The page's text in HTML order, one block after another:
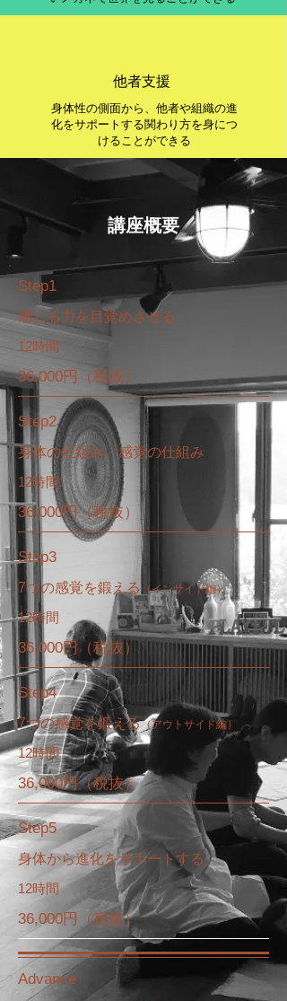
​他者支援
身体性の側面から、他者や組織の進
化をサポートする関わり方を身につ
けることができる
講座概要
​Step1
​感じる力を目覚めさせる
12時間
36,000円（税抜）
​Step2
​身体の仕組み・感覚の仕組み
12時間
36,000円（税抜）
​Step3
7つの感覚を鍛える （インサイド編）
12時間
36,000円（税抜）
​Step4
7つの感覚を鍛える（アウトサイド編）
12時間
36,000円（税抜）
​Step5
身体から進化をサポートする
12時間
36,000円（税抜）
​Advance